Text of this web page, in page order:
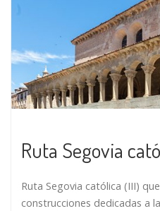
Ruta Segovia
Ruta Segovia católica (III)
construcciones dedicadas a